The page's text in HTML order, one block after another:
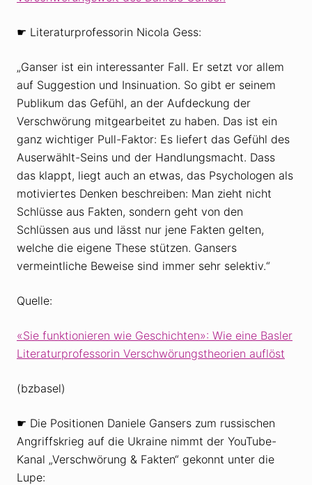
☛ Literaturprofessorin Nicola Gess:
„Ganser ist ein interessanter Fall. Er setzt vor allem
auf Suggestion und Insinuation. So gibt er seinem
Publikum das Gefühl, an der Aufdeckung der
Verschwörung mitgearbeitet zu haben. Das ist ein
ganz wichtiger Pull-Faktor: Es liefert das Gefühl des
Auserwählt-Seins und der Handlungsmacht. Dass
das klappt, liegt auch an etwas, das Psychologen als
motiviertes Denken beschreiben: Man zieht nicht
Schlüsse aus Fakten, sondern geht von den
Schlüssen aus und lässt nur jene Fakten gelten,
welche die eigene These stützen. Gansers
vermeintliche Beweise sind immer sehr selektiv.“
Quelle:
«Sie funktionieren wie Geschichten»: Wie eine Basler
Literaturprofessorin Verschwörungstheorien auflöst
(bzbasel)
☛ Die Positionen Daniele Gansers zum russischen
Angriffskrieg auf die Ukraine nimmt der YouTube-
Kanal „Verschwörung & Fakten“ gekonnt unter die
Lupe: